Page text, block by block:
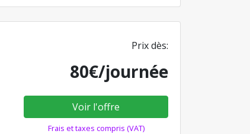
Prix dès:
80€/journée
Voir l'offre
Frais et taxes compris (VAT)